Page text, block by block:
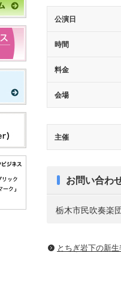
公演日
時間
料金
会場
主催
お問い合わ
栃木市民吹奏
とちぎ岩下の新